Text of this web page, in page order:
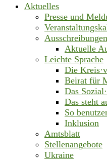
Aktuelles
Presse und
Aktuelle
Leichte Sprache
Die
Beirat für
Das
Das steht
So
Inklusion
Amtsblatt
Stellenangebote
Ukraine